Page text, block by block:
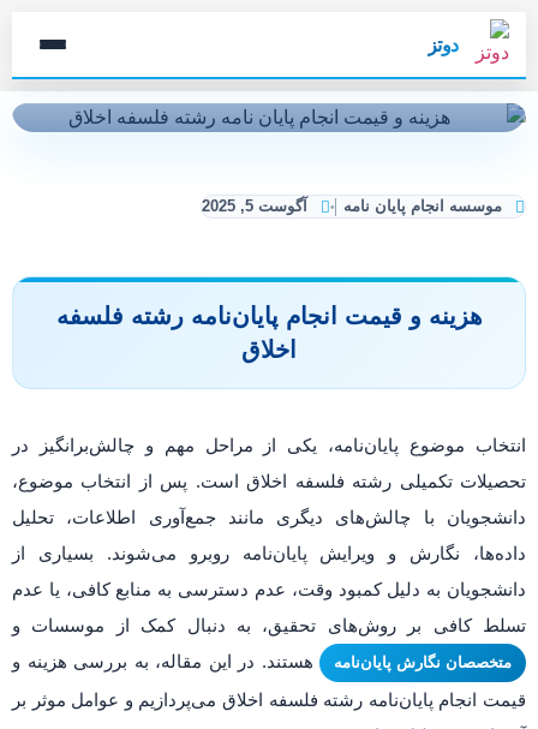
دوتز
موسسه انجام پایان نامه آگوست 5, 2025
هزینه و قیمت انجام پایان‌نامه رشته فلسفه
اخلاق
انتخاب موضوع پایان‌نامه، یکی از مراحل مهم و چالش‌برانگیز در
تحصیلات تکمیلی رشته فلسفه اخلاق است. پس از انتخاب موضوع،
دانشجویان با چالش‌های دیگری مانند جمع‌آوری اطلاعات، تحلیل
داده‌ها، نگارش و ویرایش پایان‌نامه روبرو می‌شوند. بسیاری از
دانشجویان به دلیل کمبود وقت، عدم دسترسی به منابع کافی، یا عدم
تسلط کافی بر روش‌های تحقیق، به دنبال کمک از موسسات و
متخصصان نگارش پایان‌نامه
هستند. در این مقاله، به بررسی هزینه و
قیمت انجام پایان‌نامه رشته فلسفه اخلاق می‌پردازیم و عوامل موثر بر